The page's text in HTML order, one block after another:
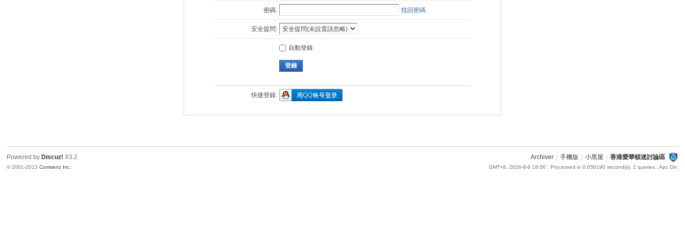
密碼: 找回密碼
安全提問:
自動登錄
登錄
快捷登錄:
Archiver 手機版 小黑屋 香港愛華頓迷討論區
GMT+8, 2026-8-8 18:00 , Processed in 0.056190 second(s), 2 queries , Apc On.
Powered by Discuz! X3.2
© 2001-2013Comsenz Inc.